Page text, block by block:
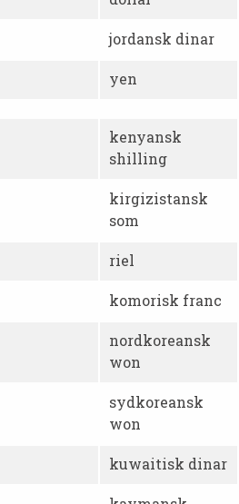
jordansk dinar
yen
kenyansk
shilling
kirgizistansk
som
riel
komorisk franc
nordkoreansk
won
sydkoreansk
won
kuwaitisk dinar